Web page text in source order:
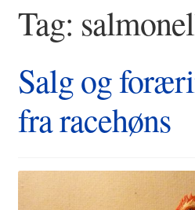
Tag:
Salg og
fra racehøns